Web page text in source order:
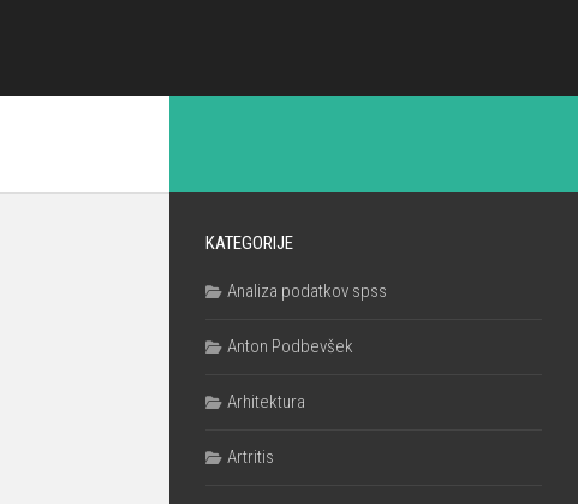
KATEGORIJE
Analiza podatkov spss
Anton Podbevšek
Arhitektura
Artritis